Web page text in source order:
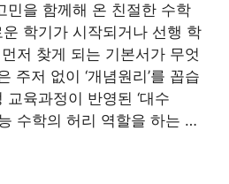
민을 함께해 온 친절한 수학
학기가 시작되거나 선행 학
저 찾게 되는 기본서가 무엇
주저 없이 ‘개념원리’를 꼽습
육과정이 반영된 ‘대수
수학의 허리 역할을 하는 …